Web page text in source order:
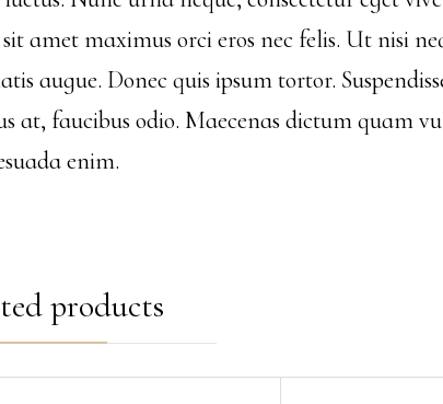
amet maximus orci eros nec felis. Ut nisi
augue. Donec quis ipsum tortor.
faucibus odio. Maecenas dictum quam
enim.
products